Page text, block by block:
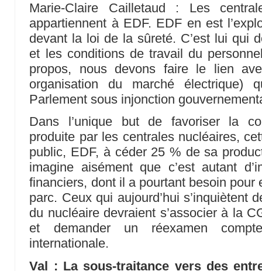
Marie-Claire Cailletaud : Les
appartiennent à EDF. EDF en est
devant la loi de la sûreté. C’est lui qui
et les conditions de travail du
propos, nous devons faire le lien
organisation du marché électrique)
Parlement sous injonction
Dans l’unique but de favoriser la
produite par les centrales nucléaires,
public, EDF, à céder 25 % de sa
imagine aisément que c’est autant
financiers, dont il a pourtant besoin pour
parc. Ceux qui aujourd’hui s’inquiètent
du nucléaire devraient s’associer à la
et demander un réexamen
internationale.
Val : La sous-traitance vers des